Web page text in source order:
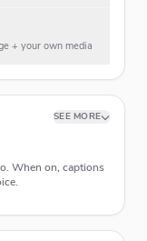
+ your own media
SEE MORE
When on, captions